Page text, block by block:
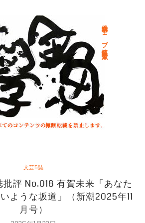
総合文学ウェブ情報誌 文学金魚
文芸5誌
評 No.018 有賀未来「あなた
ような坂道」（新潮2025年11
月号）